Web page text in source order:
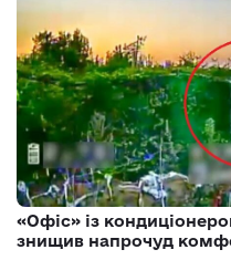
«Офіс» із
знищив напрочуд